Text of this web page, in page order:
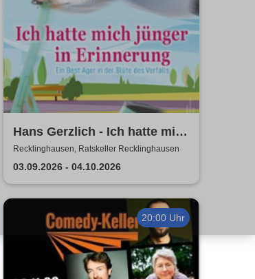
Hans Gerzlich - Ich hatte mich
jünger in Erinnerung
Recklinghausen, Ratskeller Recklinghausen
03.09.2026 - 04.10.2026
20:00 Uhr